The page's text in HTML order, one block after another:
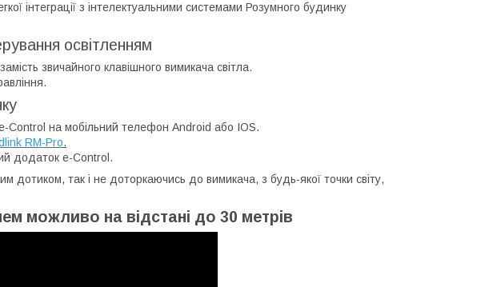
інтеграції з інтелектуальними системами Розумного будинку
освітленням
звичайного клавішного вимикача світла.
Control на мобільний телефон Android або IOS.
RM-Pro.
додаток e-Control.
дотиком, так і не доторкаючись до вимикача, з будь-якої точки світу,
можливо на відстані до 30 метрів